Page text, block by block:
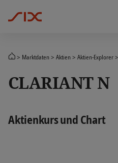
Marktdaten Aktien Aktien-Explorer
CLARIANT N
Aktienkurs und Chart